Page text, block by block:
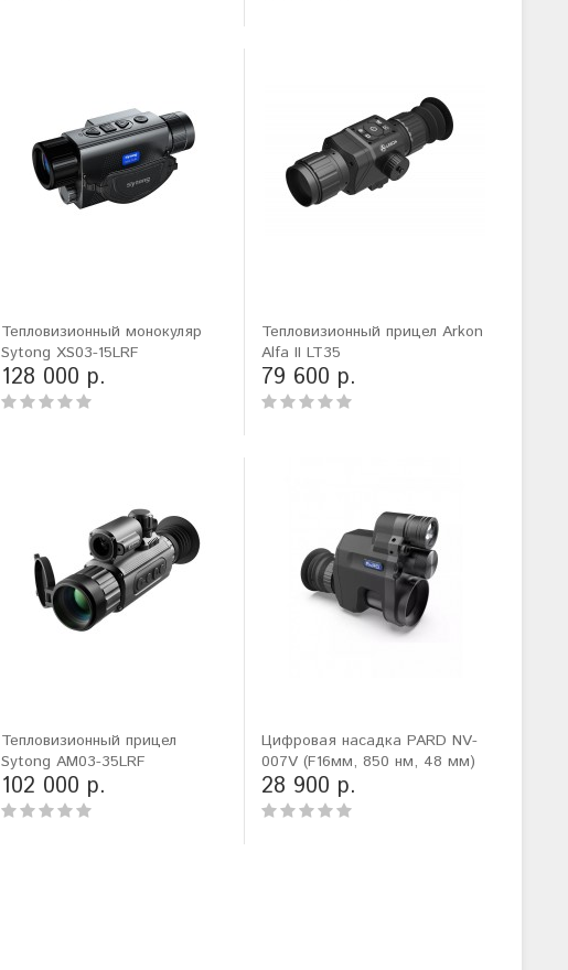
Тепловизионный монокуляр
Sytong XS03-15LRF
128 000 р.
Тепловизионный прицел Arkon
Alfa II LT35
79 600 р.
Тепловизионный прицел
Sytong AM03-35LRF
102 000 р.
Цифровая насадка PARD NV-
007V (F16мм, 850 нм, 48 мм)
28 900 р.